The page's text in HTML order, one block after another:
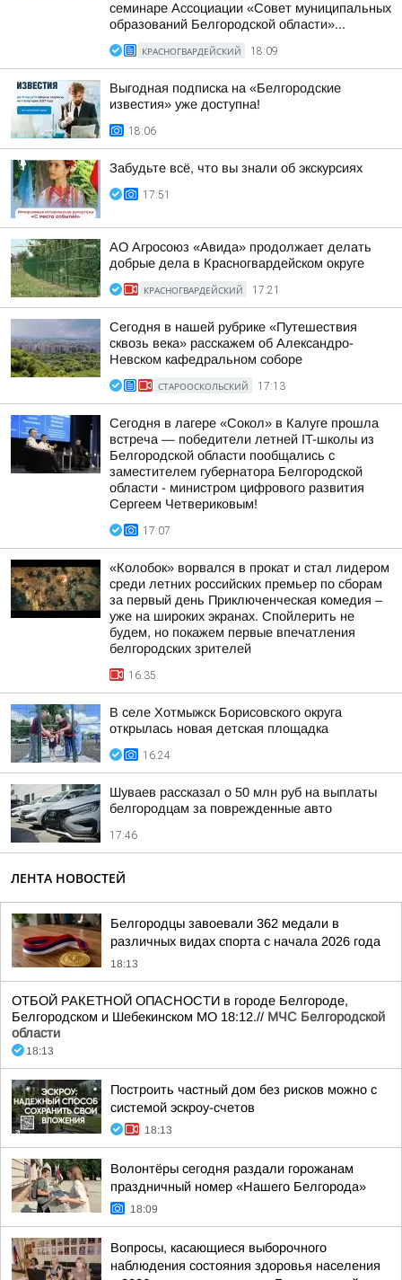
семинаре Ассоциации «Совет муниципальных
образований Белгородской области»...
КРАСНОГВАРДЕЙСКИЙ 18:09
Выгодная подписка на «Белгородские
известия» уже доступна!
18:06
Забудьте всё, что вы знали об экскурсиях
17:51
АО Агросоюз «Авида» продолжает делать
добрые дела в Красногвардейском округе
КРАСНОГВАРДЕЙСКИЙ 17:21
Сегодня в нашей рубрике «Путешествия
сквозь века» расскажем об Александро-
Невском кафедральном соборе
СТАРООСКОЛЬСКИЙ 17:13
Сегодня в лагере «Сокол» в Калуге прошла
встреча — победители летней IT-школы из
Белгородской области пообщались с
заместителем губернатора Белгородской
области - министром цифрового развития
Сергеем Четвериковым!
17:07
«Колобок» ворвался в прокат и стал лидером
среди летних российских премьер по сборам
за первый день Приключенческая комедия –
уже на широких экранах. Спойлерить не
будем, но покажем первые впечатления
белгородских зрителей
16:35
В селе Хотмыжск Борисовского округа
открылась новая детская площадка
16:24
Шуваев рассказал о 50 млн руб на выплаты
белгородцам за поврежденные авто
17:46
ЛЕНТА НОВОСТЕЙ
Белгородцы завоевали 362 медали в
различных видах спорта с начала 2026 года
18:13
ОТБОЙ РАКЕТНОЙ ОПАСНОСТИ в городе Белгороде,
Белгородском и Шебекинском МО 18:12.// МЧС Белгородской
области
18:13
Построить частный дом без рисков можно с
системой эскроу-счетов
18:13
Волонтёры сегодня раздали горожанам
праздничный номер «Нашего Белгорода»
18:09
Вопросы, касающиеся выборочного
наблюдения состояния здоровья населения